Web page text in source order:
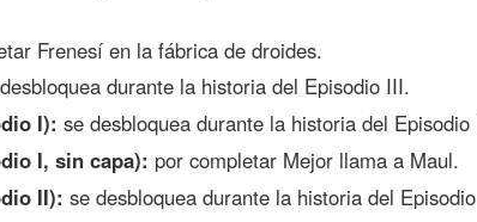
Frenesí en la fábrica de droides.
durante la historia del Episodio III.
I): se desbloquea durante la historia del Episodio
I, sin capa): por completar Mejor llama a Maul.
II): se desbloquea durante la historia del Episodio